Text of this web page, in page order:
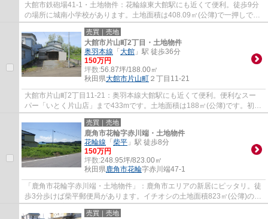
大館市鉄砲場41-1・土地物件：花輪線東大館駅にも近くて便利。徒歩9分
の場所に城南小学校があります。土地面積は408.09㎡(公簿)で一押しで
す。地元に精通するスタッフの揃う当社は、不...
売買｜売地
大館市片山町2丁目・土地物件
奥羽本線 「 大館 」駅 徒歩36分
150万円
坪数:56.87坪/188.00㎡
秋田県大館市片山町 ２丁目11-21
大館市片山町2丁目11-21：奥羽本線大館駅にも近くて便利。便利なスー
パー「いとく片山店」まで433mです。土地面積は188㎡(公簿)です。初め
ての不動産探し、わからないことや不安なこと...
売買｜売地
鹿角市花輪字赤川端・土地物件
花輪線 「 柴平 」駅 徒歩8分
150万円
坪数:248.95坪/823.00㎡
秋田県鹿角市花輪字赤川端47-1
「鹿角市花輪字赤川端・土地物件」：鹿角市エリアの新居にピッタリ。徒
歩3分歩けば柴平郵便局があります。イチオシの土地面積823㎡(公簿)の土
地です。お客様のご要望に沿った花輪線柴...
売買｜売地